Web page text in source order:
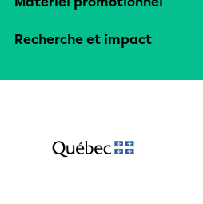
Recherche et impact